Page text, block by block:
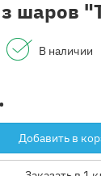
шаров
В наличии
Добавить в